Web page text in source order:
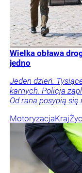
Wielka obława
jedno
Jeden dzień.
karnych. Policja
Od rana posypią się
MotoryzacjaKraj